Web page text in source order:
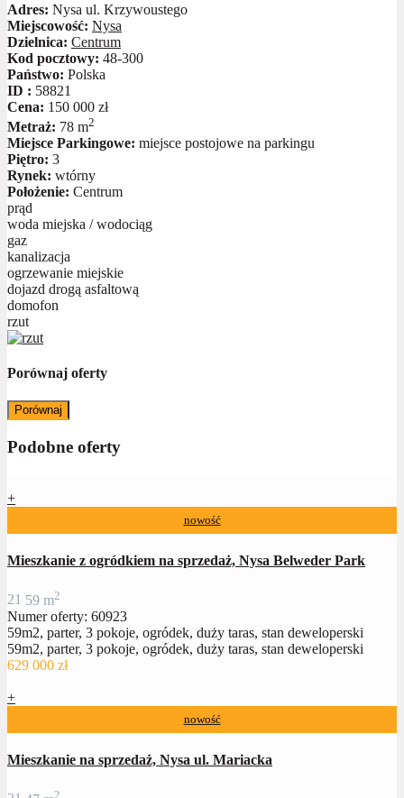
Adres: Nysa ul. Krzywoustego
Miejscowość: Nysa
Dzielnica: Centrum
Kod pocztowy: 48-300
Państwo: Polska
ID : 58821
Cena: 150 000 zł
Metraż: 78 m2
Miejsce Parkingowe: miejsce postojowe na parkingu
Piętro: 3
Rynek: wtórny
Położenie: Centrum
prąd
woda miejska / wodociąg
gaz
kanalizacja
ogrzewanie miejskie
dojazd drogą asfaltową
domofon
rzut
Porównaj oferty
Porównaj
Podobne oferty
+
nowość
Mieszkanie z ogródkiem na sprzedaż, Nysa Belweder Park
21 59 m2
Numer oferty: 60923
59m2, parter, 3 pokoje, ogródek, duży taras, stan deweloperski
59m2, parter, 3 pokoje, ogródek, duży taras, stan deweloperski
629 000 zł
+
nowość
Mieszkanie na sprzedaż, Nysa ul. Mariacka
2